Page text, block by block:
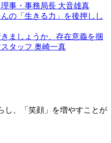
事・事務局長 大音雄真
の「生きる力」を後押しし
ましょうか、存在意義を掴
タッフ 奥崎一真
し、「笑顔」を増やすことが